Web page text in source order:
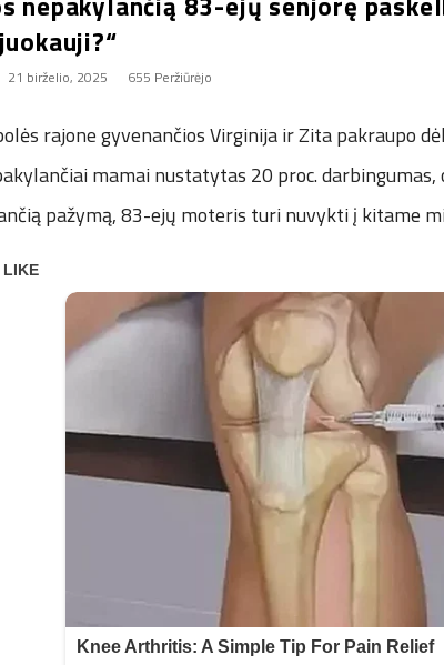
21 birželio, 2025 655 Peržiūrėjo
rajone gyvenančios Virginija ir Zita pakraupo
mamai nustatytas 20 proc.
pažymą, 83-ejų moteris turi nuvykti į kitame